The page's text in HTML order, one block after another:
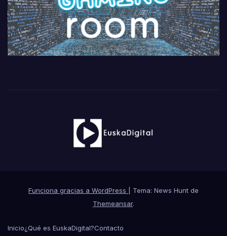
Funciona gracias a WordPress
Tema: News Hunt de
Themeansar.
Inicio¿Qué es EuskaDigital?Contacto